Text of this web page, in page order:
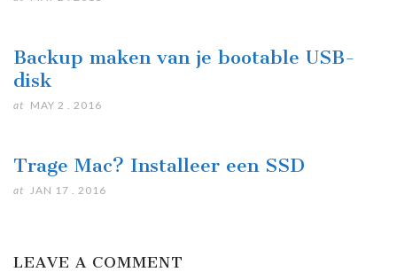
Backup maken van je bootable USB-
disk
at MAY 2 . 2016
Trage Mac? Installeer een SSD
at JAN 17 . 2016
LEAVE A COMMENT